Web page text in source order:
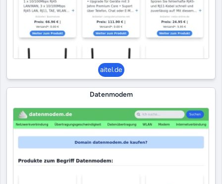
aitel.de
Datenmodem